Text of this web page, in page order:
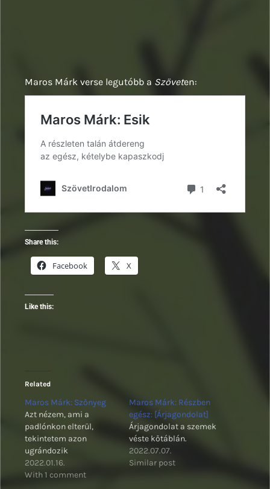
Maros Márk verse legutóbb a Szöveten:
Share this:
Facebook X
Like this:
Related
Maros Márk: Szőnyeg
Azt nézem, ami a
padlónkon elterül,
tekintetem azon
ugrándozik
2022.01.16.
With 1 comment
Maros Márk: Részben
egész: [Árjagondolat]
Árjagondolat a szemek
véste kőtáblán.
2022.07.07.
Similar post